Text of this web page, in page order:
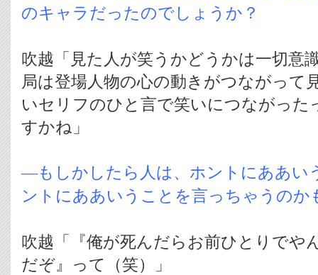
のキャラだったのでしょうか？
吹越「見た人が笑うかどうかは一切意
局は登場人物の心の動きがつながって
いセリフのひと言で笑いにつながった
すかね」
―もしかしたら人は、ホントにああい
ントにああいうことを言っちゃうのか
吹越「『俺が死んだらお前ひとりでや
だぞ』って（笑）」